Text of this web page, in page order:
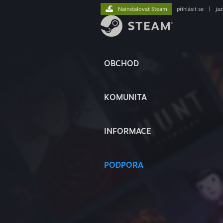
OBCHOD
KOMUNITA
INFORMACE
PODPORA
Nainstalovat Steam přihlásit se